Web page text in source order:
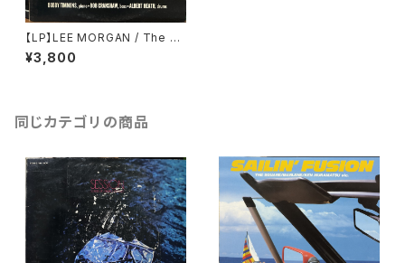
【LP】LEE MORGAN / The Yo
ung Lions
¥3,800
同じカテゴリの商品